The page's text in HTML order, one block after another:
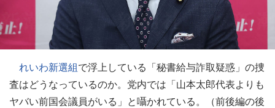
れいわ新選組で浮上している「秘書給与詐取疑惑」の捜
査はどうなっているのか。党内では「山本太郎代表よりも
ヤバい前国会議員がいる」と囁かれている。（前後編の後